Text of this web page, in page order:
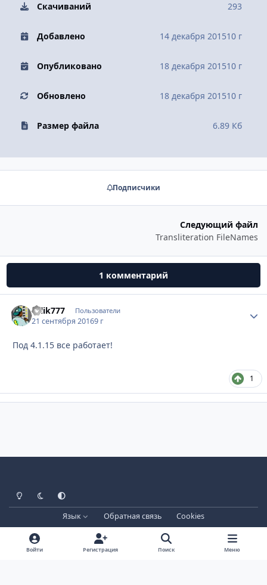
Скачиваний 293
Добавлено 14 декабря 201510 г
Опубликовано 18 декабря 201510 г
Обновлено 18 декабря 201510 г
Размер файла 6.89 Кб
Подписчики
Следующий файл
Transliteration FileNames
1 комментарий
tolik777 Пользователи
21 сентября 20169 г
Под 4.1.15 все работает!
1
Светлый режим
Тёмный режим
Системные настройки
Язык Обратная связь
Cookies
Лицензия зарегистрирована на IPBSkins.ru
Powered by
Invision Community
Войти Регистрация Поиск Меню